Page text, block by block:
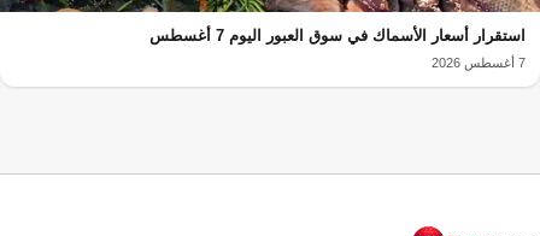
استقرار أسعار الأسماك في سوق العبور اليوم 7 أغسطس
7 أغسطس 2026